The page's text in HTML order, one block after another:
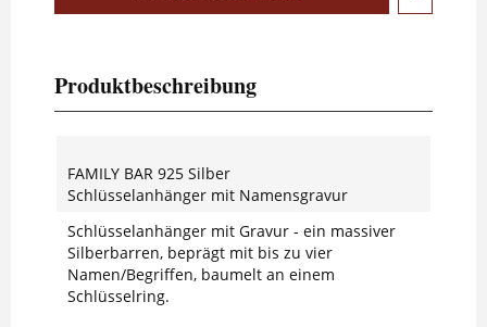
Produktbeschreibung
FAMILY BAR 925 Silber
Schlüsselanhänger mit Namensgravur
Schlüsselanhänger mit Gravur - ein massiver
Silberbarren, beprägt mit bis zu vier
Namen/Begriffen, baumelt an einem
Schlüsselring.